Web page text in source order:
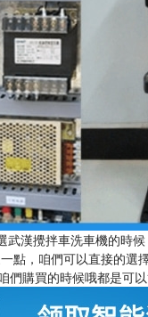
漢攪拌車洗車機的時候
，咱們可以直接的選
們購買的時候哦都是可